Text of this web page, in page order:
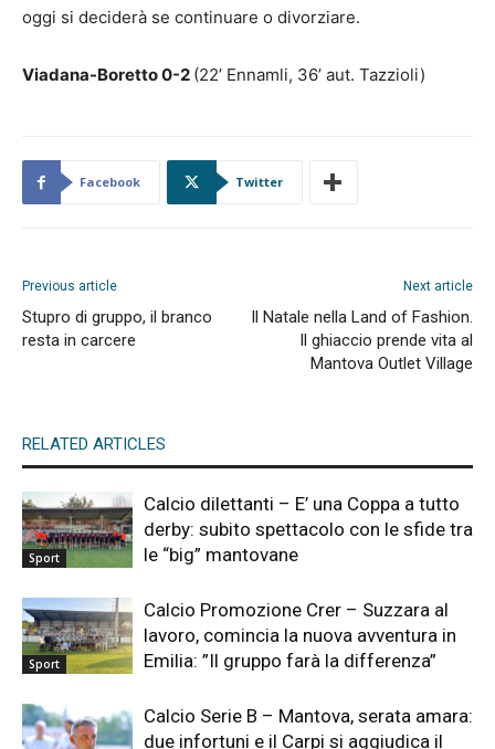
oggi si deciderà se continuare o divorziare.
Viadana-Boretto 0-2 (22’ Ennamli, 36’ aut. Tazzioli)
Facebook Twitter
Previous article
Stupro di gruppo, il branco
resta in carcere
Next article
Il Natale nella Land of Fashion.
Il ghiaccio prende vita al
Mantova Outlet Village
RELATED ARTICLES
Sport
Calcio dilettanti – E’ una Coppa a tutto
derby: subito spettacolo con le sfide tra
le “big” mantovane
Sport
Calcio Promozione Crer – Suzzara al
lavoro, comincia la nuova avventura in
Emilia: ”Il gruppo farà la differenza”
Calcio Serie B – Mantova, serata amara:
due infortuni e il Carpi si aggiudica il